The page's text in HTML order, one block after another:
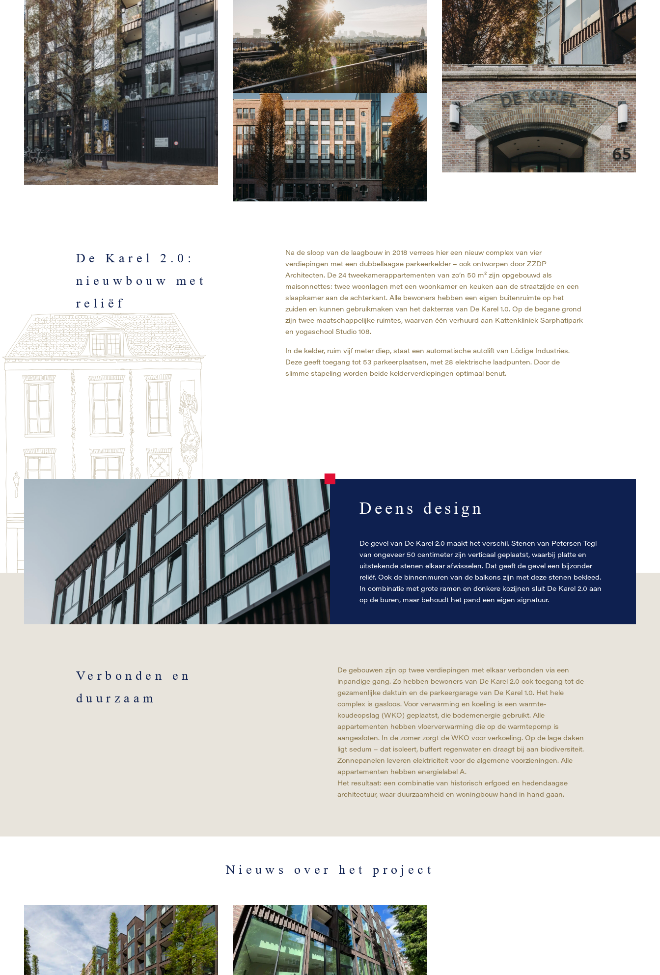
De Karel 2.0:
nieuwbouw met
reliëf
Na de sloop van de laagbouw in 2018 verrees hier een nieuw complex van vier
verdiepingen met een dubbellaagse parkeerkelder – ook ontworpen door ZZDP
Architecten. De 24 tweekamerappartementen van zo’n 50 m² zijn opgebouwd als
maisonnettes: twee woonlagen met een woonkamer en keuken aan de straatzijde en een
slaapkamer aan de achterkant. Alle bewoners hebben een eigen buitenruimte op het
zuiden en kunnen gebruikmaken van het dakterras van De Karel 1.0. Op de begane grond
zijn twee maatschappelijke ruimtes, waarvan één verhuurd aan Kattenkliniek Sarphatipark
en yogaschool Studio 108.
In de kelder, ruim vijf meter diep, staat een automatische autolift van Lödige Industries.
Deze geeft toegang tot 53 parkeerplaatsen, met 28 elektrische laadpunten. Door de
slimme stapeling worden beide kelderverdiepingen optimaal benut.
Deens design
De gevel van De Karel 2.0 maakt het verschil. Stenen van Petersen Tegl
van ongeveer 50 centimeter zijn verticaal geplaatst, waarbij platte en
uitstekende stenen elkaar afwisselen. Dat geeft de gevel een bijzonder
reliëf. Ook de binnenmuren van de balkons zijn met deze stenen bekleed.
In combinatie met grote ramen en donkere kozijnen sluit De Karel 2.0 aan
op de buren, maar behoudt het pand een eigen signatuur.
Verbonden en
duurzaam
De gebouwen zijn op twee verdiepingen met elkaar verbonden via een
inpandige gang. Zo hebben bewoners van De Karel 2.0 ook toegang tot de
gezamenlijke daktuin en de parkeergarage van De Karel 1.0. Het hele
complex is gasloos. Voor verwarming en koeling is een warmte-
koudeopslag (WKO) geplaatst, die bodemenergie gebruikt. Alle
appartementen hebben vloerverwarming die op de warmtepomp is
aangesloten. In de zomer zorgt de WKO voor verkoeling. Op de lage daken
ligt sedum – dat isoleert, buffert regenwater en draagt bij aan biodiversiteit.
Zonnepanelen leveren elektriciteit voor de algemene voorzieningen. Alle
appartementen hebben energielabel A.
Het resultaat: een combinatie van historisch erfgoed en hedendaagse
architectuur, waar duurzaamheid en woningbouw hand in hand gaan.
Nieuws over het project